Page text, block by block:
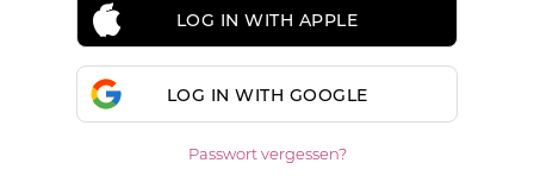
LOG IN WITH APPLE
LOG IN WITH GOOGLE
Passwort vergessen?